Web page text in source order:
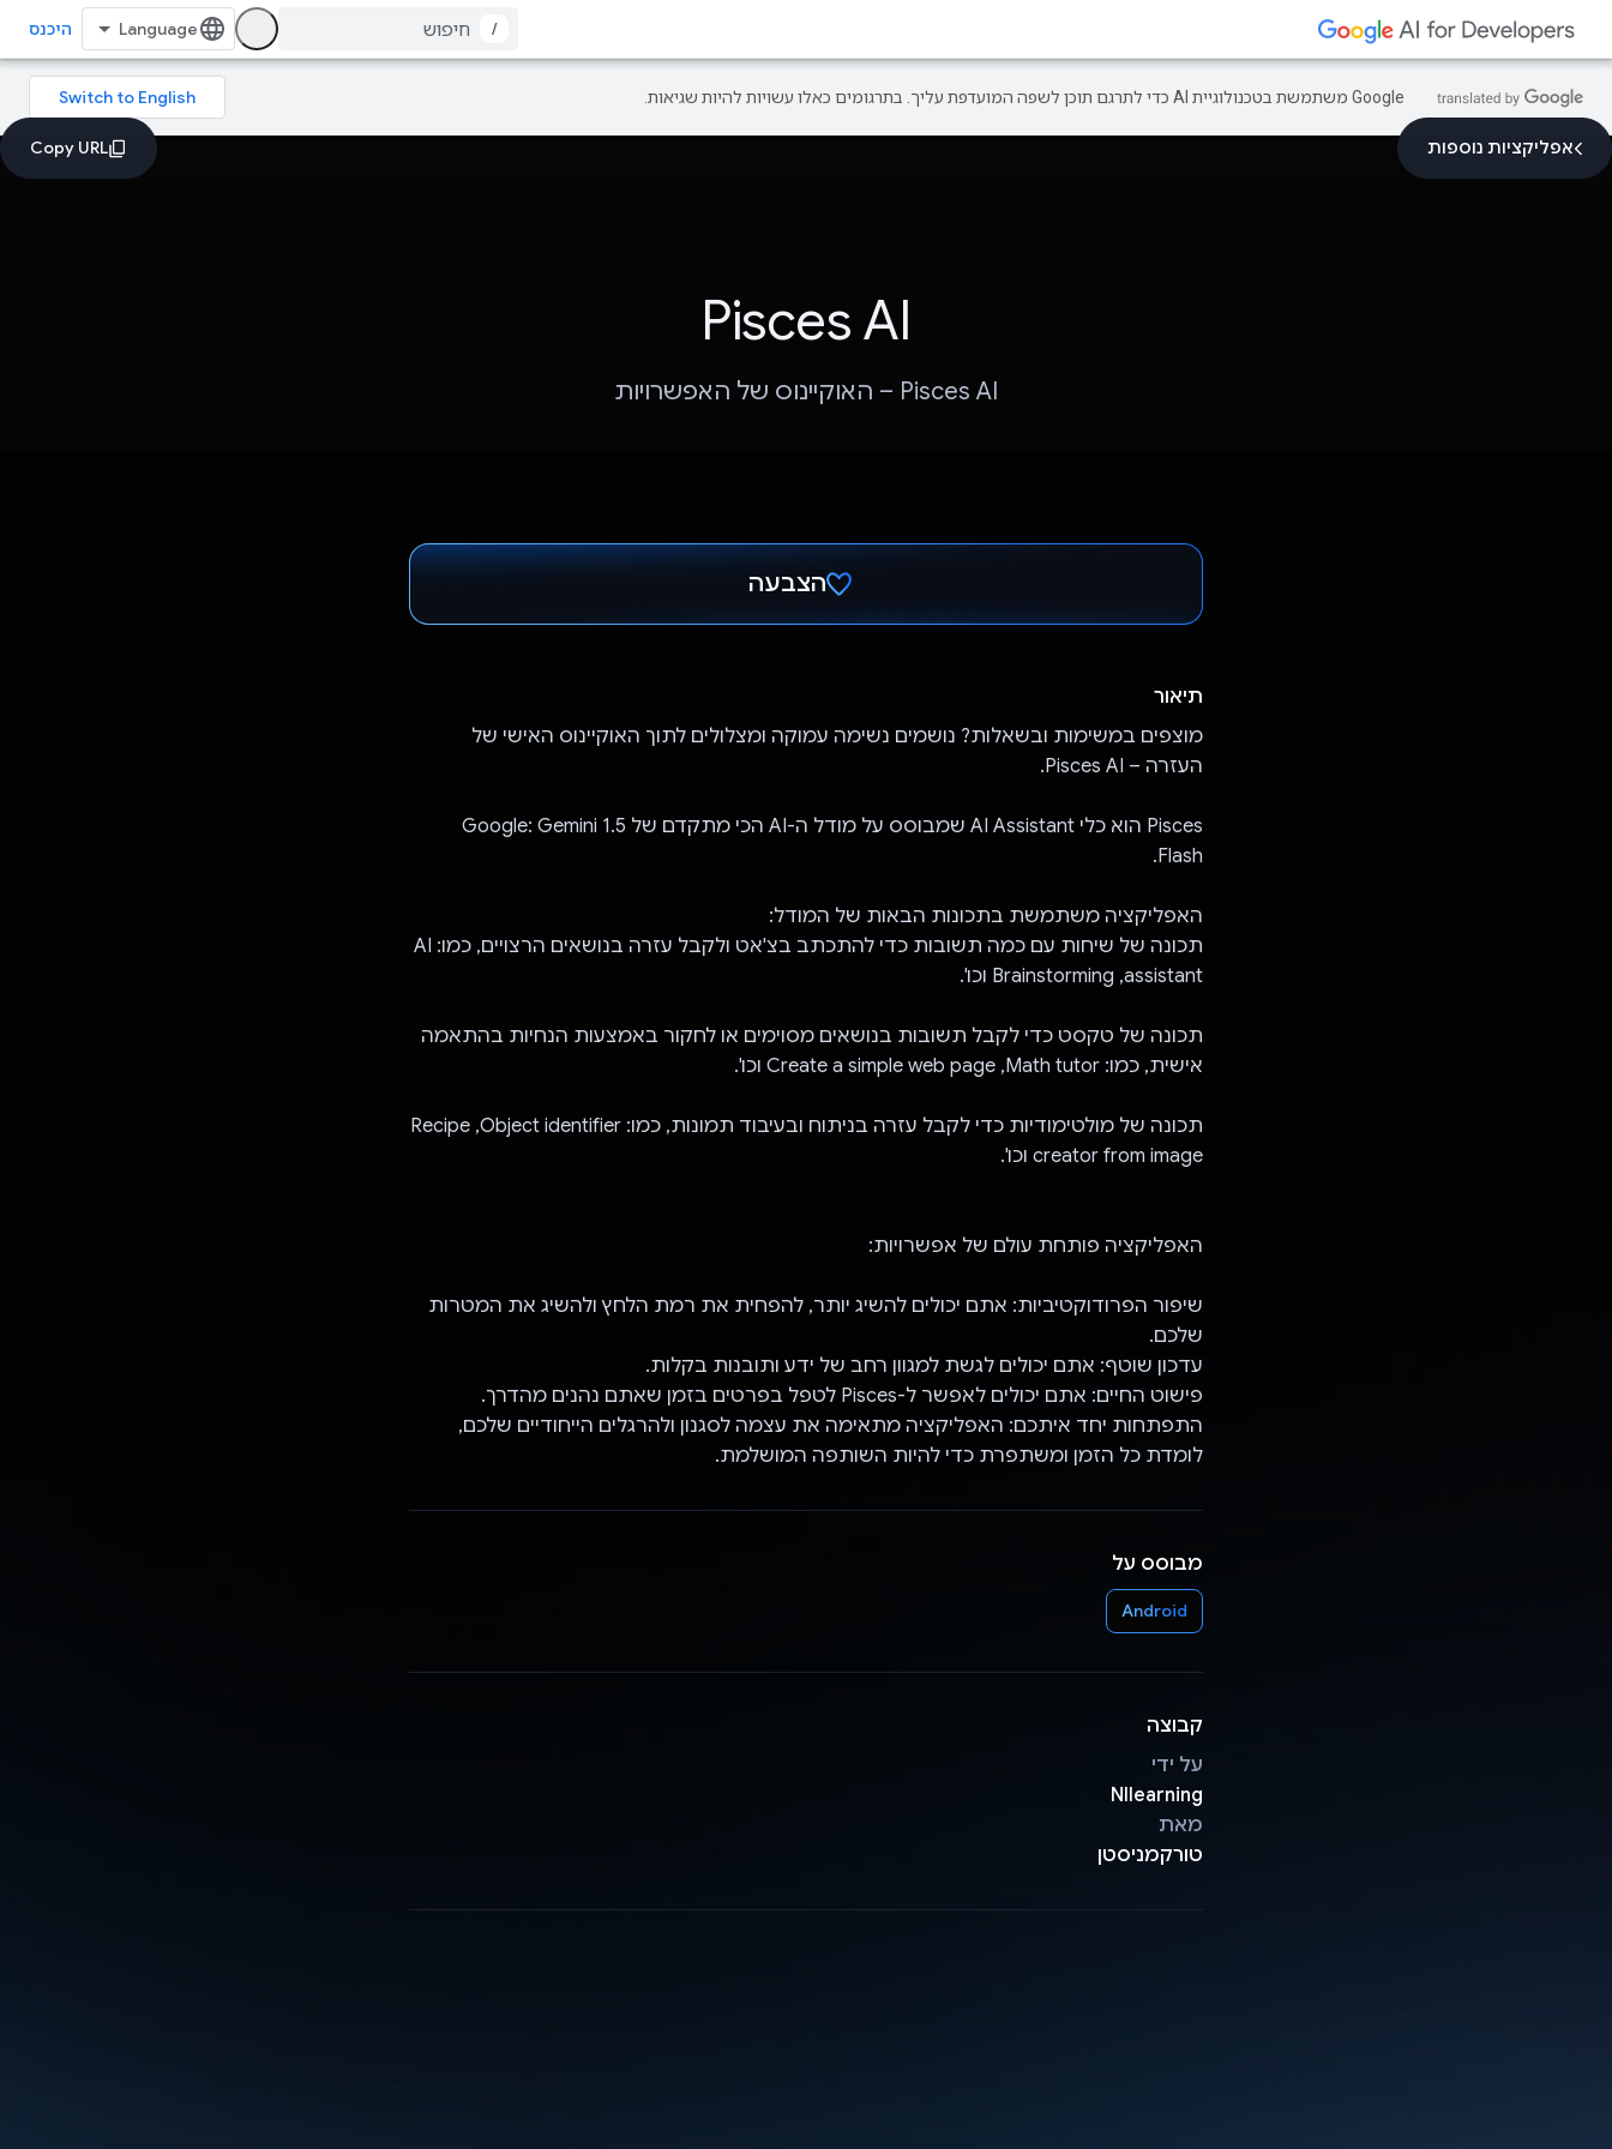
/ היכנס
‫Google משתמשת בטכנולוגיית AI כדי לתרגם תוכן לשפה המועדפת עליך. בתרגומים כאלו עשויות להיות שגיאות.
אפליקציות נוספות
Pisces AI
Pisces AI – האוקיינוס של האפשרויות
הצבעה
תיאור
מוצפים במשימות ובשאלות? נושמים נשימה עמוקה ומצלולים לתוך האוקיינוס האישי של
העזרה – Pisces AI.
Pisces הוא כלי AI Assistant שמבוסס על מודל ה-AI הכי מתקדם של Google: Gemini 1.5
Flash.
האפליקציה משתמשת בתכונות הבאות של המודל:
תכונה של שיחות עם כמה תשובות כדי להתכתב בצ'אט ולקבל עזרה בנושאים הרצויים, כמו: AI
assistant,‏ Brainstorming וכו'.
תכונה של טקסט כדי לקבל תשובות בנושאים מסוימים או לחקור באמצעות הנחיות בהתאמה
אישית, כמו: Math tutor,‏ Create a simple web page וכו'.
תכונה של מולטימודיות כדי לקבל עזרה בניתוח ובעיבוד תמונות, כמו: Object identifier,‏ Recipe
creator from image וכו'.
האפליקציה פותחת עולם של אפשרויות:
שיפור הפרודוקטיביות: אתם יכולים להשיג יותר, להפחית את רמת הלחץ ולהשיג את המטרות
שלכם.
עדכון שוטף: אתם יכולים לגשת למגוון רחב של ידע ותובנות בקלות.
פישוט החיים: אתם יכולים לאפשר ל-Pisces לטפל בפרטים בזמן שאתם נהנים מהדרך.
התפתחות יחד איתכם: האפליקציה מתאימה את עצמה לסגנון ולהרגלים הייחודיים שלכם,
לומדת כל הזמן ומשתפרת כדי להיות השותפה המושלמת.
מבוסס על
Android
קבוצה
על ידי
NIlearning
מאת
טורקמניסטן